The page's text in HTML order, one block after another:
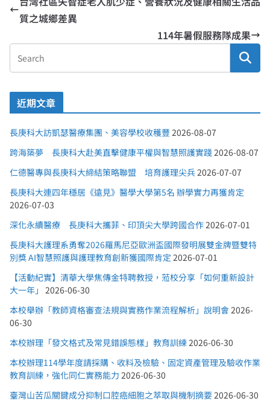
質之城鄉差異
114年暑假服務隊成果
近期文章
長庚科大訪凱瑟醫療集團、美容學校收穫豐 2026-08-07
跨海築夢 長庚科大赴美直擊健康平權與智慧照護實踐2026-08-07
仁德醫專與長庚科大締結策略聯盟 培育護理尖兵2026-07-07
長庚科大連四年穩居《遠見》醫學大學第5名 辦學實力再獲肯定
2026-07-03
深化永續醫療 長庚科大攜菲、印頂尖大學跨國合作2026-07-01
長庚科大護理系勇奪2026羅馬尼亞歐洲盃國際發明展雙金牌暨雙特
別獎 AI智慧照護與護理教育創新獲國際肯定 2026-07-01
【活動紀實】清華大學焦傳金特聘教授，蒞校分享「如何重新設計
大一年」 2026-06-30
本校舉辦「教師資格審查法規與實務作業流程解析」說明會2026-
06-30
本校辦理「發文格式及常見錯誤態樣」教育訓練2026-06-30
本校辦理114學年度請採購、收料及檢驗、固定資產管理及驗收作業
教育訓練，強化同仁實務能力 2026-06-30
臺灣山苦瓜關鍵成分抑制口腔癌細胞之萃取與機制摘要2026-06-30